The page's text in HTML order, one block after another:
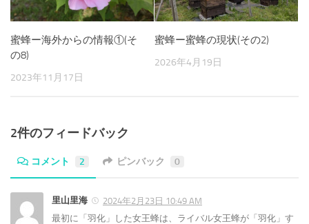
蜜蜂ー海外からの情報①(そ
の8)
2023年11月17日
蜜蜂ー蜜蜂の現状(その2)
2026年4月19日
2件のフィードバック
コメント 2 ピンバック 0
里山里海
2024年2月23日 10:49 AM
最初に「羽化」した女王蜂は、ライバル女王蜂が「羽化」す